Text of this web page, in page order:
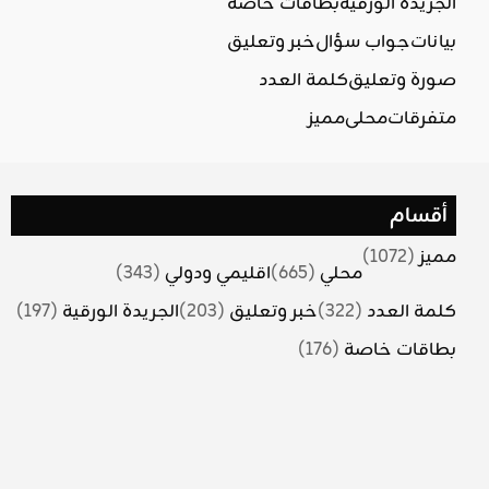
بياناتجواب سؤالخبر وتعليق
صورة وتعليقكلمة العدد
متفرقاتمحليمميز
أقسام
مميز(1072)
محلي (665) اقليمي ودولي (343)
كلمة العدد (322) خبر وتعليق (203) الجريدة الورقية (197)
بطاقات خاصة (176)